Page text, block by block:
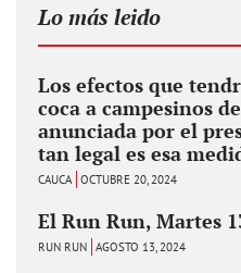
Lo más leido
Los efectos que
coca a campesinos
anunciada por el
tan legal es esa
CAUCA OCTUBRE 20, 2024
El Run Run, Martes
RUN RUN AGOSTO 13, 2024